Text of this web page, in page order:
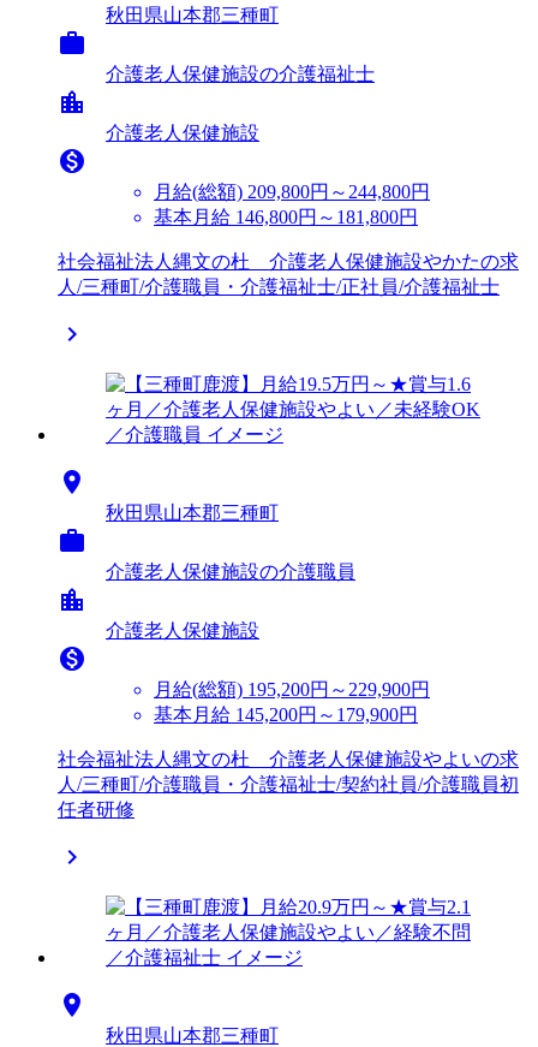
秋田県山本郡三種町

介護老人保健施設の介護福祉士
location_city
介護老人保健施設

月給(総額) 209,800円～244,800円
基本月給 146,800円～181,800円
社会福祉法人縄文の杜 介護老人保健施設やかたの求
人/三種町/介護職員・介護福祉士/正社員/介護福祉士


秋田県山本郡三種町

介護老人保健施設の介護職員
location_city
介護老人保健施設

月給(総額) 195,200円～229,900円
基本月給 145,200円～179,900円
社会福祉法人縄文の杜 介護老人保健施設やよいの求
人/三種町/介護職員・介護福祉士/契約社員/介護職員初
任者研修


秋田県山本郡三種町